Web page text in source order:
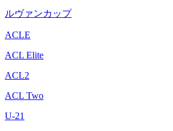
ルヴァンカップ
ACLE
ACL Elite
ACL2
ACL Two
U-21